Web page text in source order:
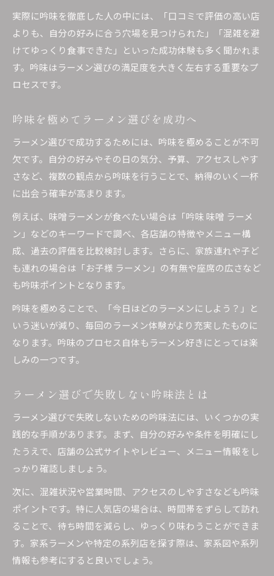
実際に吟味を徹底した人の中には、「口コミで評価の高い店
よりも、自分の好みに合う穴場を見つけられた」「混雑を避
けてゆっくり食事できた」といった成功体験も多く聞かれま
す。吟味はラーメン選びの満足度を大きく左右する重要なプ
ロセスです。
吟味を極めてラーメン選びを成功へ
ラーメン選びで成功するためには、吟味を極めることが不可
欠です。自分の好みやその日の気分、予算、アクセスしやす
さなど、複数の観点から吟味を行うことで、納得のいく一杯
に出会う確率が高まります。
例えば、味噌ラーメンが食べたい場合は「吟味 味噌 ラーメ
ン」などのキーワードで調べ、各店舗の特徴やメニュー構
成、過去の評価を比較検討します。さらに、家族連れや子ど
も連れの場合は「お子様 ラーメン」の有無や座席の広さなど
も吟味ポイントとなります。
吟味を極めることで、「今日はどのラーメンにしよう？」と
いう迷いが減り、毎回のラーメン体験がより充実したものに
なります。吟味のプロセス自体もラーメン好きにとっては楽
しみの一つです。
ラーメン選びで失敗しない吟味法とは
ラーメン選びで失敗しないための吟味法には、いくつかの実
践的な手順があります。まず、自分の好みや条件を明確にし
たうえで、店舗の公式サイトやレビュー、メニュー情報をし
っかり確認しましょう。
次に、混雑状況や営業時間、アクセスのしやすさなども吟味
ポイントです。特に人気店の場合は、時間帯をずらして訪れ
ることで、待ち時間を減らし、ゆっくり味わうことができま
す。家系ラーメンや特定の系列店を探す際は、家系図や系列
情報も参考にすると良いでしょう。